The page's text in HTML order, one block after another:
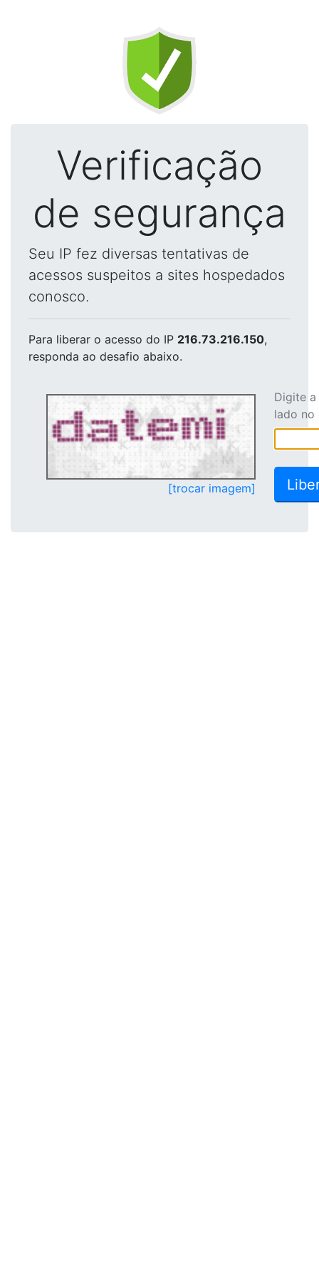
Verificação
de segurança
Seu IP fez diversas tentativas de
acessos suspeitos a sites hospedados
conosco.
Para liberar o acesso do IP 216.73.216.150,
responda ao desafio abaixo.
[trocar imagem]
Digite
lado no